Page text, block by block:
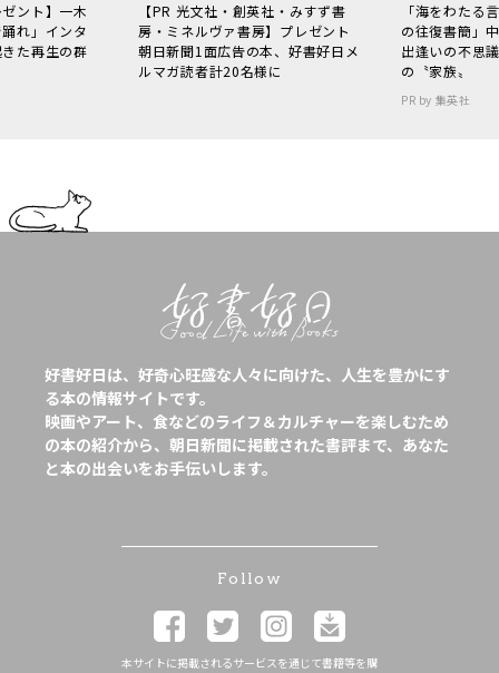
ント】一木
れ」インタ
た再生の群
【PR 光文社・創英社・みすず書
房・ミネルヴァ書房】プレゼント
朝日新聞1面広告の本、好書好日メ
ルマガ読者計20名様に
「海をわた
の往復書簡」
出逢いの不思
の〝家族〟
PR by 集英社
好書好日は、好奇心旺盛な人々に向けた、人生を豊かにす
る本の情報サイトです。
映画やアート、食などのライフ＆カルチャーを楽しむため
の本の紹介から、朝日新聞に掲載された書評まで、あなた
と本の出会いをお手伝いします。
Follow
本サイトに掲載されるサービスを通じて書籍等を購